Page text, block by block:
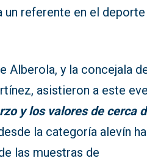
referente en el deporte
Alberola, y la concejala
asistieron a este
y los valores de cerca
la categoría alevín
las muestras de